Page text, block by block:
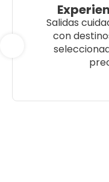
Salidas
con